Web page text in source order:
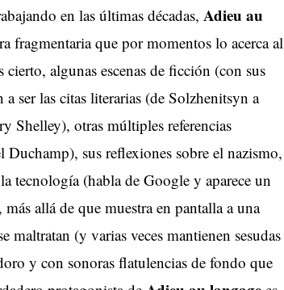
en las últimas décadas, Adieu au
fragmentaria que por momentos lo acerca al
algunas escenas de ficción (con sus
ser las citas literarias (de Solzhenitsyn a
Shelley), otras múltiples referencias
sus reflexiones sobre el nazismo,
tecnología (habla de Google y aparece un
allá de que muestra en pantalla a una
maltratan (y varias veces mantienen sesudas
y con sonoras flatulencias de fondo que